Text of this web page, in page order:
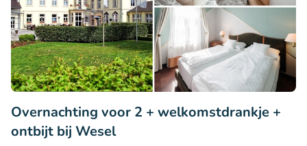
Overnachting voor 2 + welkomstdrankje +
ontbijt bij Wesel